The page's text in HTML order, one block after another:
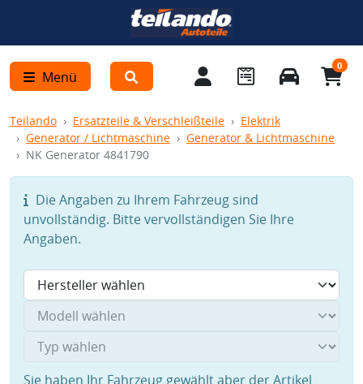
Menü
0
Teilando Ersatzteile & Verschleißteile
Elektrik
Generator / Lichtmaschine
Generator & Lichtmaschine
NK Generator 4841790
Die Angaben zu Ihrem Fahrzeug sind
unvollständig. Bitte vervollständigen Sie Ihre
Angaben.
Sie haben Ihr Fahrzeug gewählt aber der Artikel